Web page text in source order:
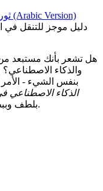
ثورة الذكاء الاصطناعي في نشر الكتب (Arabic Version)
دليل موجز للتنقل في
هل تشعر بأنك مستبعد
والذكاء
بنفس الشيء -
الذكاء الاصطناعي
بلطف وببطء، لتخبرك فقط بما تحتاج لمعرفته.